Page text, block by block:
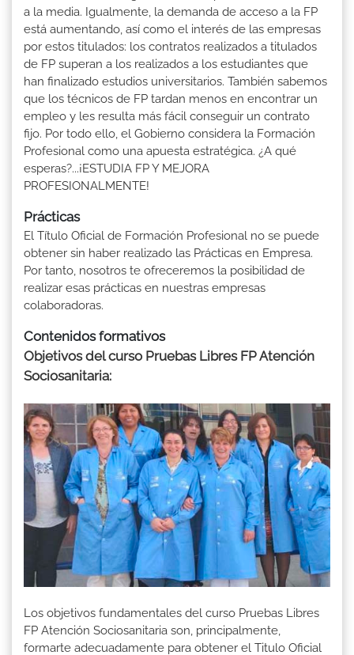
a la media. Igualmente, la demanda de acceso a la FP
está aumentando, así como el interés de las empresas
por estos titulados: los contratos realizados a titulados
de FP superan a los realizados a los estudiantes que
han finalizado estudios universitarios. También sabemos
que los técnicos de FP tardan menos en encontrar un
empleo y les resulta más fácil conseguir un contrato
fijo. Por todo ello, el Gobierno considera la Formación
Profesional como una apuesta estratégica. ¿A qué
esperas?...¡ESTUDIA FP Y MEJORA
PROFESIONALMENTE!
Prácticas
El Título Oficial de Formación Profesional no se puede
obtener sin haber realizado las Prácticas en Empresa.
Por tanto, nosotros te ofreceremos la posibilidad de
realizar esas prácticas en nuestras empresas
colaboradoras.
Contenidos formativos
Objetivos del curso Pruebas Libres FP Atención
Sociosanitaria:
Los objetivos fundamentales del curso Pruebas Libres
FP Atención Sociosanitaria son, principalmente,
formarte adecuadamente para obtener el Titulo Oficial